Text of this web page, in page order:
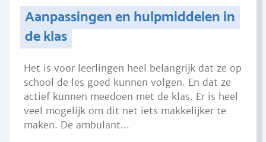
Aanpassingen en hulpmiddelen in
de klas
Het is voor leerlingen heel belangrijk dat ze op
school de les goed kunnen volgen. En dat ze
actief kunnen meedoen met de klas. Er is heel
veel mogelijk om dit net iets makkelijker te
maken. De ambulant...